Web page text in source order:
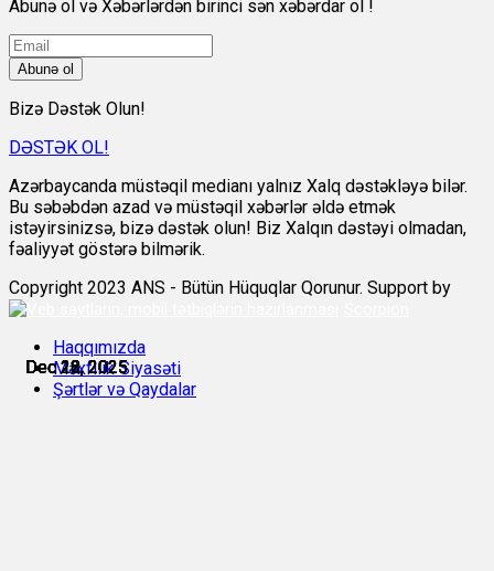
Dec 16, 2025
Dec 18, 2025
Dec 18, 2025
Dec 22, 2025
Dec 22, 2025
Dec 23, 2025
Abunə ol və Xəbərlərdən birinci sən xəbərdar ol !
Abunə ol
Bizə Dəstək Olun!
DƏSTƏK OL!
Azərbaycanda müstəqil medianı yalnız Xalq dəstəkləyə bilər.
Bu səbəbdən azad və müstəqil xəbərlər əldə etmək
istəyirsinizsə, bizə dəstək olun! Biz Xalqın dəstəyi olmadan,
fəaliyyət göstərə bilmərik.
Copyright 2023 ANS - Bütün Hüquqlar Qorunur. Support by
Haqqımızda
Məxfilik Siyasəti
Şərtlər və Qaydalar